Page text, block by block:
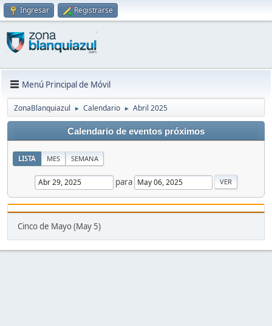
Ingresar Registrarse
Menú Principal de Móvil
ZonaBlanquiazul ► Calendario ► Abril 2025
Calendario de eventos próximos
LISTA MES SEMANA
para
Cinco de Mayo (May 5)